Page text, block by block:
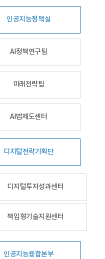
인공지능정책실
AI정책연구팀
미래전략팀
AI법제도센터
디지털전략기획단
디지털투자성과센터
책임형기술지원센터
인공지능융합본부